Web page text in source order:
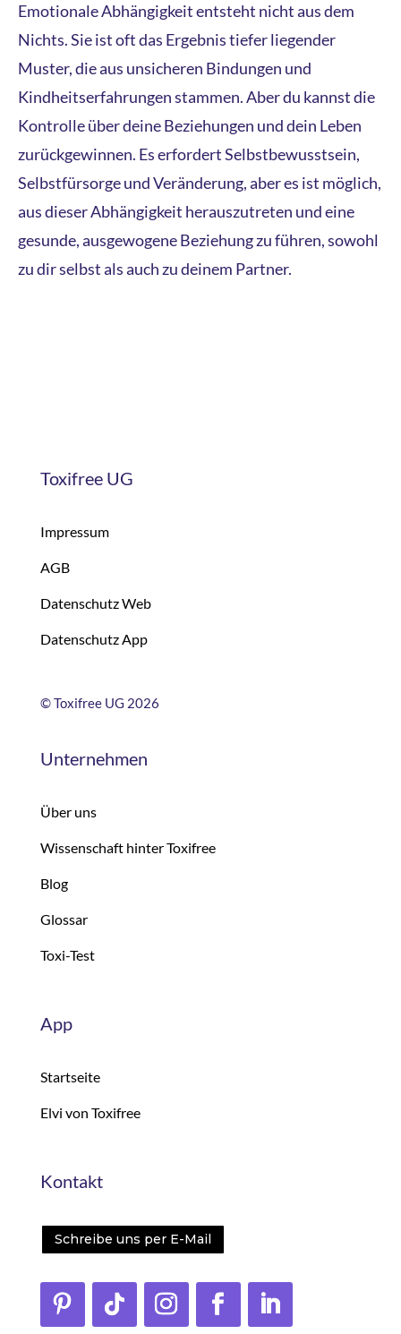
Emotionale Abhängigkeit entsteht nicht aus dem
Nichts. Sie ist oft das Ergebnis tiefer liegender
Muster, die aus unsicheren Bindungen und
Kindheitserfahrungen stammen. Aber du kannst die
Kontrolle über deine Beziehungen und dein Leben
zurückgewinnen. Es erfordert Selbstbewusstsein,
Selbstfürsorge und Veränderung, aber es ist möglich,
aus dieser Abhängigkeit herauszutreten und eine
gesunde, ausgewogene Beziehung zu führen, sowohl
zu dir selbst als auch zu deinem Partner.
Toxifree UG
Impressum
AGB
Datenschutz Web
Datenschutz App
©Toxifree UG 2026
Unternehmen
Über uns
Wissenschaft hinter Toxifree
Blog
Glossar
Toxi-Test
App
Startseite
Elvi von Toxifree
Kontakt
Schreibe uns per E-Mail